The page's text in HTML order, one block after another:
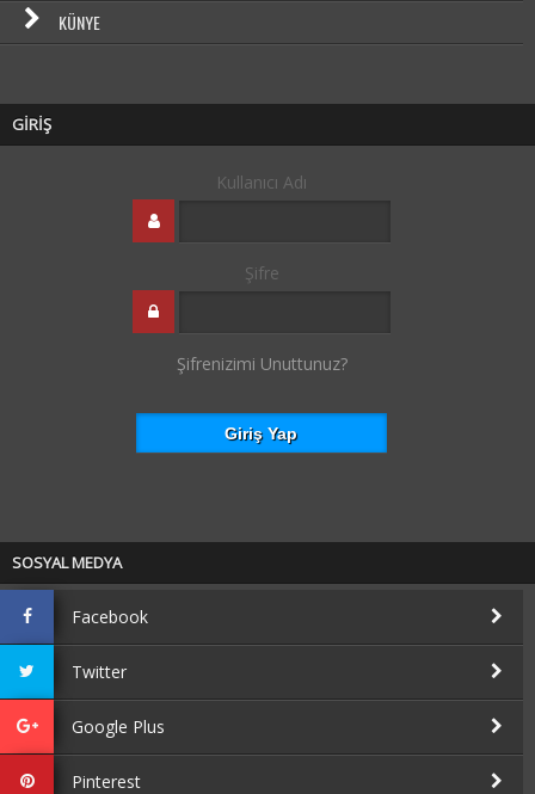
KÜNYE
GİRİŞ
Kullanıcı Adı
Şifre
Şifrenizimi Unuttunuz?
SOSYAL MEDYA
Facebook
Twitter
Google Plus
Pinterest